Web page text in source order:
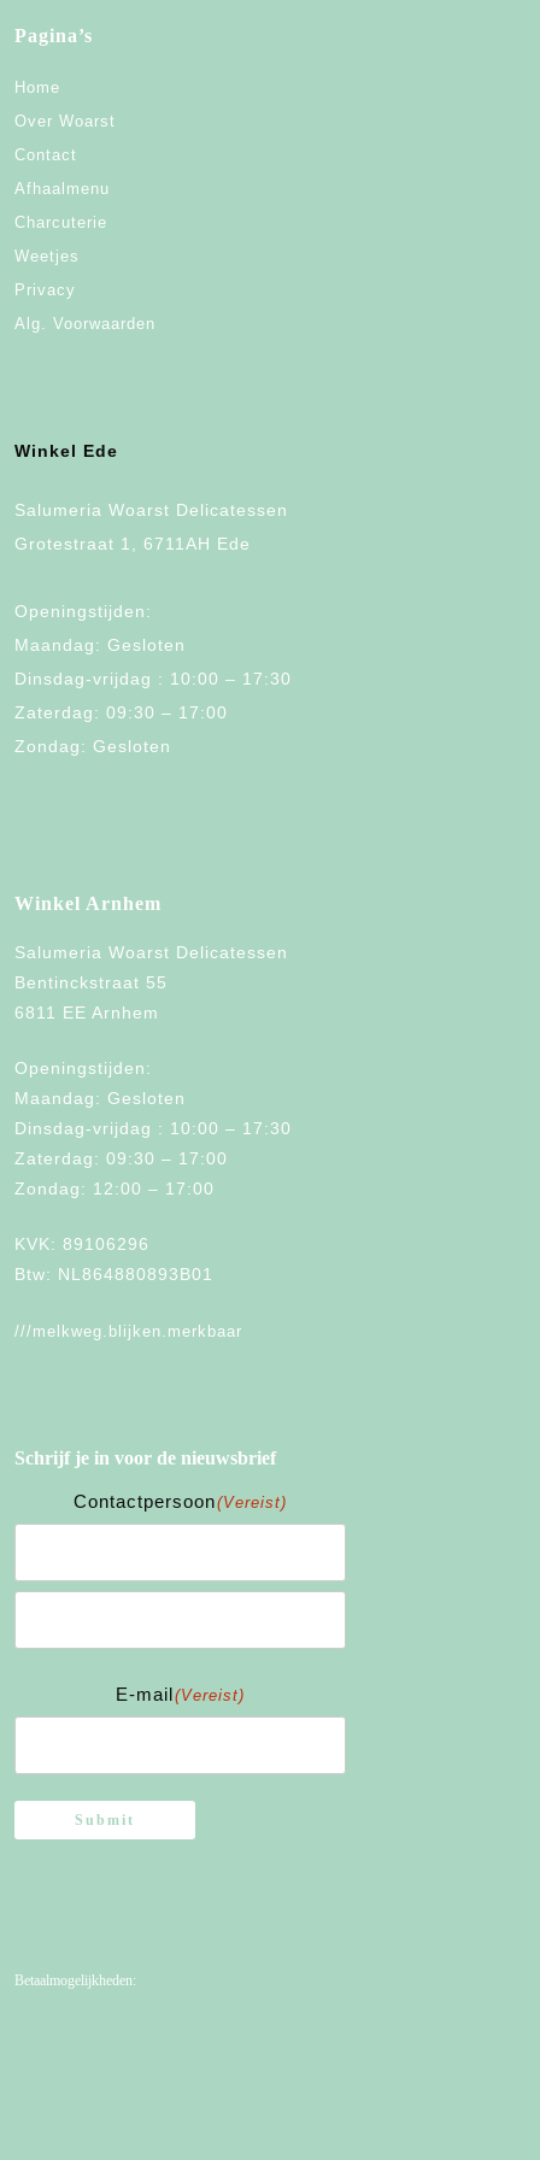
Pagina’s
Home
Over Woarst
Contact
Afhaalmenu
Charcuterie
Weetjes
Privacy
Alg. Voorwaarden
Winkel Ede
Salumeria Woarst Delicatessen
Grotestraat 1, 6711AH Ede
Openingstijden:
Maandag: Gesloten
Dinsdag-vrijdag : 10:00 – 17:30
Zaterdag: 09:30 – 17:00
Zondag: Gesloten
Winkel Arnhem
Salumeria Woarst Delicatessen
Bentinckstraat 55
6811 EE Arnhem
Openingstijden:
Maandag: Gesloten
Dinsdag-vrijdag : 10:00 – 17:30
Zaterdag: 09:30 – 17:00
Zondag: 12:00 – 17:00
KVK: 89106296
Btw: NL864880893B01
///melkweg.blijken.merkbaar
Schrijf je in voor de nieuwsbrief
Contactpersoon(Vereist)
E-mail(Vereist)
Submit
Betaalmogelijkheden: